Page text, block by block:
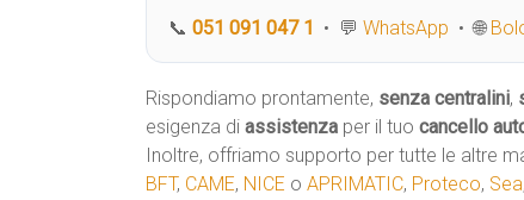
📞 051 091 047 1 • 💬 WhatsApp • 🌐
Rispondiamo prontamente, senza centralini,
esigenza di assistenza per il tuo cancello
Inoltre, offriamo supporto per tutte le altre
BFT, CAME, NICE o APRIMATIC, Proteco, Sea